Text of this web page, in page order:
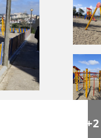
+2